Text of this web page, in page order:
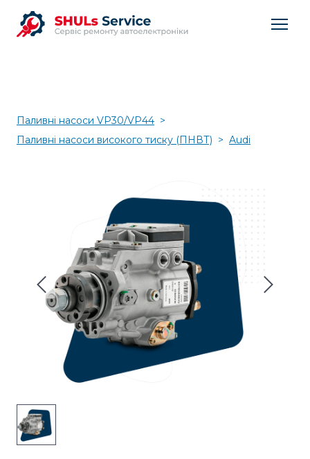
Паливні насоси VP30/VP44
Паливні насоси високого тиску (ПНВТ)
Audi